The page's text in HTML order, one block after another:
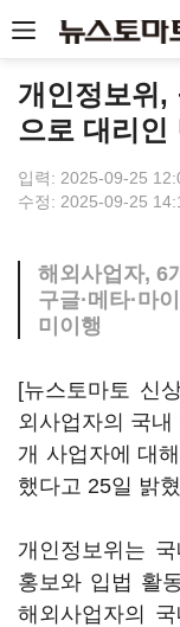
개인정보위,
으로 대리인
입력: 2025-09-25
수정: 2025-09-25
해외사업자, 6
구글·메타·마
미이행
[뉴스토마토 신
외사업자의 국
개 사업자에 대
했다고 25일 밝
개인정보위는
홍보와 입법 활
해외사업자의